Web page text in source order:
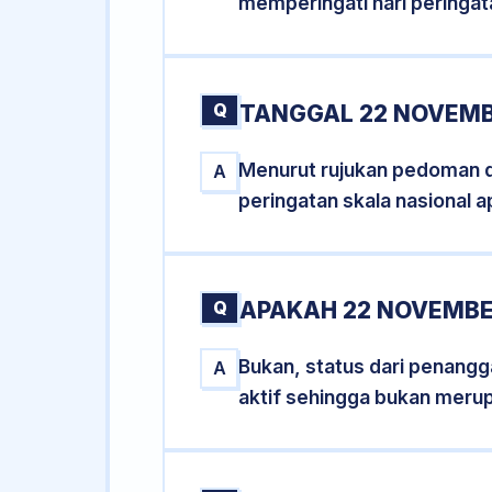
Q TANGGAL 22
A
Menurut rujukan pedoman
peringatan skala nasional
Q APAKAH 22
A
Bukan, status dari
aktif sehingga bukan